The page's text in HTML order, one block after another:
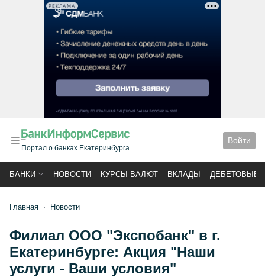
РЕКЛАМА
Портал о банках Екатеринбурга
Войти
БАНКИ НОВОСТИ КУРСЫ ВАЛЮТ ВКЛАДЫ ДЕБЕТОВЫЕ
Главная Новости
Филиал ООО "Экспобанк" в г.
Екатеринбурге: Акция "Наши
услуги - Ваши условия"